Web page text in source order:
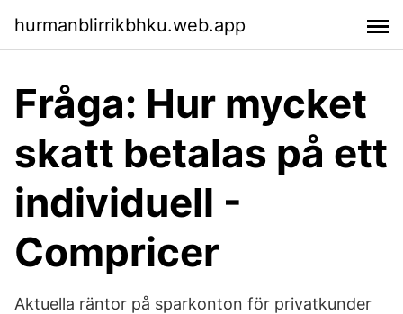
hurmanblirrikbhku.web.app
Fråga: Hur mycket
skatt betalas på ett
individuell -
Compricer
Aktuella räntor på sparkonton för privatkunder